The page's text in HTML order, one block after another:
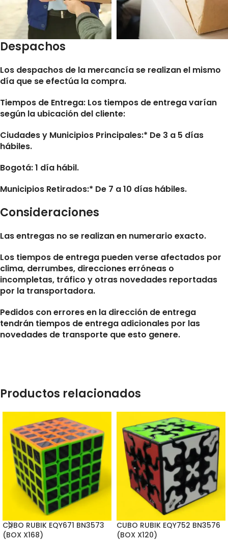
Despachos
Los despachos de la mercancía se realizan el mismo
día que se efectúa la compra.
Tiempos de Entrega: Los tiempos de entrega varían
según la ubicación del cliente:
Ciudades y Municipios Principales:* De 3 a 5 días
hábiles.
Bogotá: 1 día hábil.
Municipios Retirados:* De 7 a 10 días hábiles.
Consideraciones
Las entregas no se realizan en numerario exacto.
Los tiempos de entrega pueden verse afectados por
clima, derrumbes, direcciones erróneas o
incompletas, tráfico y otras novedades reportadas
por la transportadora.
Pedidos con errores en la dirección de entrega
tendrán tiempos de entrega adicionales por las
novedades de transporte que esto genere.
Productos relacionados
CUBO RUBIK EQY671 BN3573
(BOX X168)
CUBO RUBIK EQY752 BN3576
(BOX X120)